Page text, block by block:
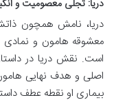
دریا: تجلی معصومیت و
دریا، نامش همچون
معشوقه هامون و نمادی
است. نقش دریا در
اصلی و هدف نهایی
بیماری او نقطه عطف